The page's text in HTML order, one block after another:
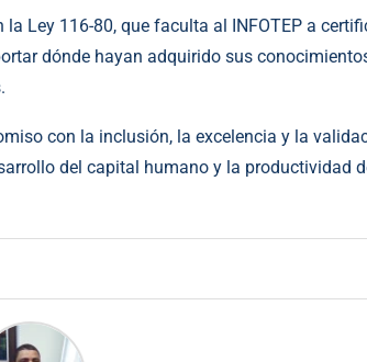
Ley 116-80, que faculta al INFOTEP a
dónde hayan adquirido sus
con la inclusión, la excelencia y la
del capital humano y la productividad